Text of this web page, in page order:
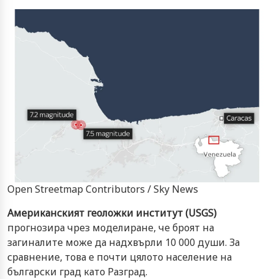
Open Streetmap Contributors / Sky News
Американският геоложки институт (USGS)
прогнозира чрез моделиране, че броят на
загиналите може да надхвърли 10 000 души. За
сравнение, това е почти цялото население на
български град като Разград.